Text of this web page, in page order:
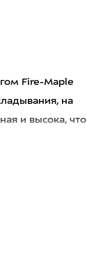
Fire-Maple
на
и высока, что